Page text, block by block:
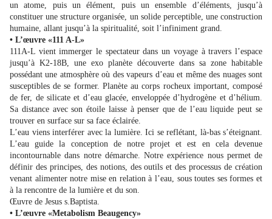
un atome, puis un élément, puis un ensemble d’éléments, jusqu’à
constituer une structure organisée, un solide perceptible, une construction
humaine, allant jusqu’à la spiritualité, soit l’infiniment grand.
• L’œuvre «111 A-L»
111A-L vient immerger le spectateur dans un voyage à travers l’espace
jusqu’à K2-18B, une exo planète découverte dans sa zone habitable
possédant une atmosphère où des vapeurs d’eau et même des nuages sont
susceptibles de se former. Planète au corps rocheux important, composé
de fer, de silicate et d’eau glacée, enveloppée d’hydrogène et d’hélium.
Sa distance avec son étoile laisse à penser que de l’eau liquide peut se
trouver en surface sur sa face éclairée.
L’eau viens interférer avec la lumière. Ici se reflétant, là-bas s’éteignant.
L’eau guide la conception de notre projet et est en cela devenue
incontournable dans notre démarche. Notre expérience nous permet de
définir des principes, des notions, des outils et des processus de création
venant alimenter notre mise en relation à l’eau, sous toutes ses formes et
à la rencontre de la lumière et du son.
Œuvre de Jesus s.Baptista.
• L’œuvre «Metabolism Beaugency»